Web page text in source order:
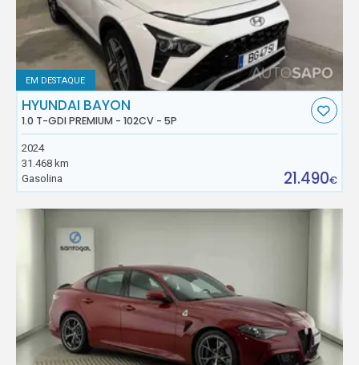
EM DESTAQUE
HYUNDAI BAYON
1.0 T-GDI PREMIUM - 102CV - 5P
2024
31.468 km
Gasolina
21.490€